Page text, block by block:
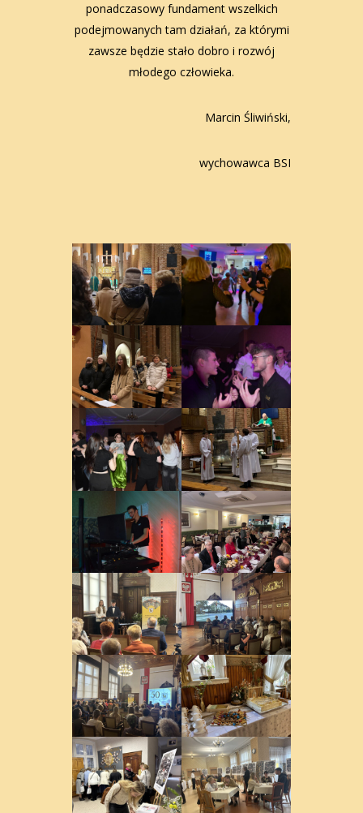
ponadczasowy fundament wszelkich
podejmowanych tam działań, za którymi
zawsze będzie stało dobro i rozwój
młodego człowieka.
Marcin Śliwiński,
wychowawca BSI